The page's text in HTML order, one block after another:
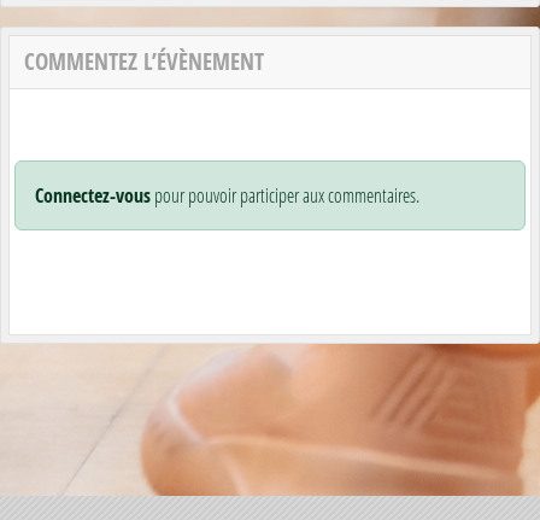
COMMENTEZ L’ÉVÈNEMENT
Connectez-vouspour pouvoir participer aux commentaires.